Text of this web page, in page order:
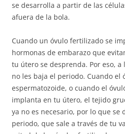
se desarrolla a partir de las
afuera de la bola.
Cuando un óvulo fertilizado se
hormonas de embarazo que
tu útero se desprenda. Por eso,
no les baja el periodo. Cuando el
espermatozoide, o cuando el
implanta en tu útero, el tejido
ya no es necesario, por lo que se
periodo, que sale a través de tu